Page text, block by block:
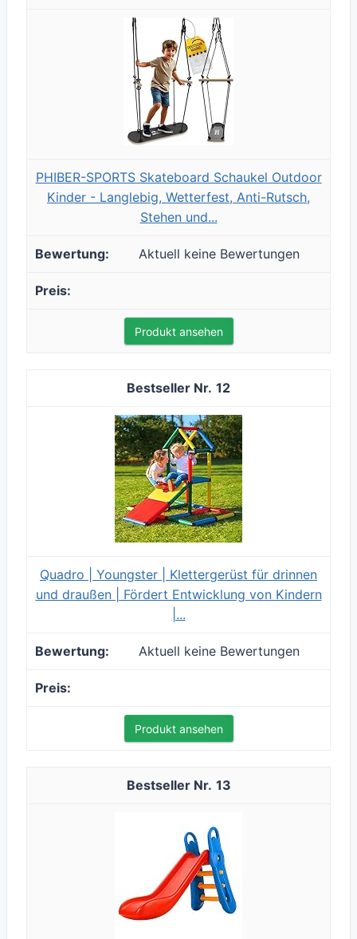
PHIBER-SPORTS Skateboard Schaukel Outdoor
Kinder - Langlebig, Wetterfest, Anti-Rutsch,
Stehen und...
Aktuell keine Bewertungen
Produkt ansehen
12
Quadro | Youngster | Klettergerüst für drinnen
und draußen | Fördert Entwicklung von Kindern
|...
Aktuell keine Bewertungen
Produkt ansehen
13